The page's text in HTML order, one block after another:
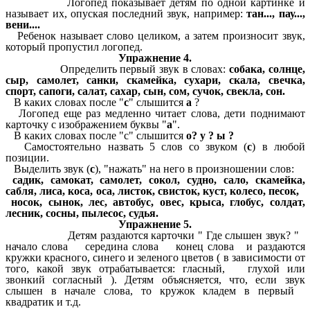
Логопед показывает детям по одной картинке и
называет их, опуская последний звук, например:тан..., пау...,
вени....
Ребенок называет слово целиком, а затем произносит звук,
который пропустил логопед.
Упражнение 4.
Определить первый звук в словах:собака, солнце,
сыр, самолет, санки, скамейка, сухари, скала, свечка,
спорт, сапоги, салат, сахар, сын, сом, сучок, свекла, сон.
В каких словах после "с" слышится а ?
Логопед еще раз медленно читает слова, дети поднимают
карточку с изображением буквы "а".
В каких словах после "с" слышится о? у ? ы ?
Самостоятельно назвать 5 слов со звуком (с) в любой
позиции.
Выделить звук (с), "нажать" на него в произношении слов:
садик, самокат, самолет, сокол, судно, сало, скамейка,
сабля, лиса, коса, оса, листок, свисток, куст, колесо, песок,
носок, сынок, лес, автобус, овес, крыса, глобус, солдат,
лесник, сосны, пылесос, судья.
Упражнение 5.
Детям раздаются карточки " Где слышен звук? "
начало слова середина слова конец слова и раздаются
кружки красного, синего и зеленого цветов ( в зависимости от
того, какой звук отрабатывается: гласный, глухой или
звонкий согласный ). Детям объясняется, что, если звук
слышен в начале слова, то кружок кладем в первый
квадратик и т.д.